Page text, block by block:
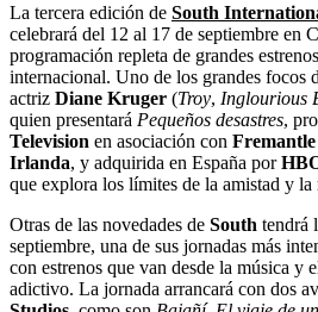
La tercera edición de South
celebrará del 12 al 17 de septiembre en
programación repleta de grandes
internacional. Uno de los grandes focos
actriz Diane Kruger (Troy, Inglourious
quien presentará Pequeños desastres,
Television en asociación con Fremantle
Irlanda, y adquirida en España por
que explora los límites de la amistad y la
Otras de las novedades de South tendrá
septiembre, una de sus jornadas más
con estrenos que van desde la música y
adictivo. La jornada arrancará con dos